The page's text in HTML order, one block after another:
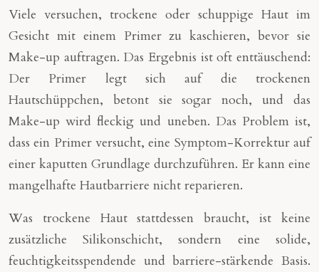
Viele versuchen, trockene oder schuppige Haut im
Gesicht mit einem Primer zu kaschieren, bevor sie
Make-up auftragen. Das Ergebnis ist oft enttäuschend:
Der Primer legt sich auf die trockenen
Hautschüppchen, betont sie sogar noch, und das
Make-up wird fleckig und uneben. Das Problem ist,
dass ein Primer versucht, eine Symptom-Korrektur auf
einer kaputten Grundlage durchzuführen. Er kann eine
mangelhafte Hautbarriere nicht reparieren.
Was trockene Haut stattdessen braucht, ist keine
zusätzliche Silikonschicht, sondern eine solide,
feuchtigkeitsspendende und barriere-stärkende Basis.